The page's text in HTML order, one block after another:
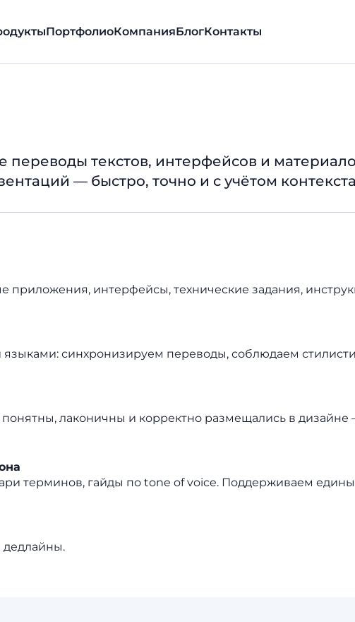
ПортфолиоКомпанияБлогКонтакты
текстов, интерфейсов и
— быстро, точно и с учётом
приложения, интерфейсы, технические задания,
синхронизируем переводы, соблюдаем
лаконичны и корректно размещались в дизайне
терминов, гайды по tone of voice. Поддерживаем
дедлайны.